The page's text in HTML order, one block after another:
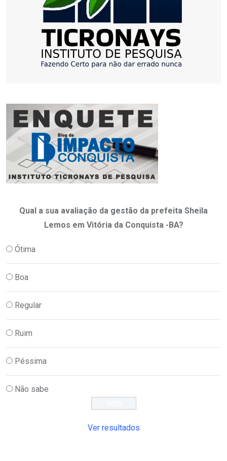
Qual a sua avaliação da gestão da prefeita Sheila
Lemos em Vitória da Conquista -BA?
Ótima
Boa
Regular
Ruim
Péssima
Não sabe
Ver resultados